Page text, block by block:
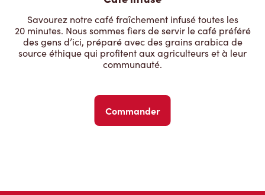
Savourez notre café fraîchement infusé toutes les
20 minutes. Nous sommes fiers de servir le café préféré
des gens d’ici, préparé avec des grains arabica de
source éthique qui profitent aux agriculteurs et à leur
communauté.
Commander